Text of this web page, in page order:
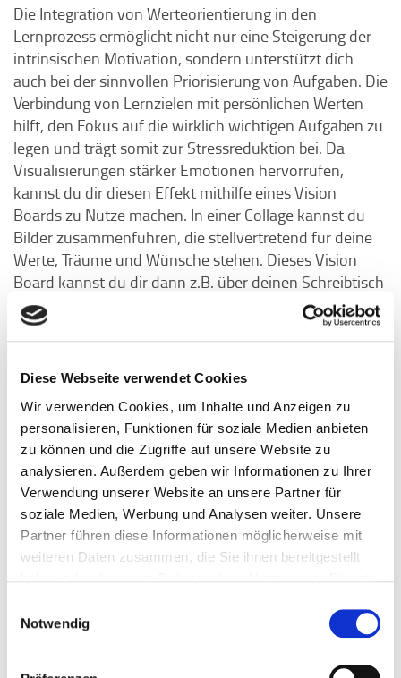
Diese Webseite verwendet Cookies
Wir verwenden Cookies, um Inhalte und Anzeigen zu
personalisieren, Funktionen für soziale Medien anbieten
zu können und die Zugriffe auf unsere Website zu
analysieren. Außerdem geben wir Informationen zu Ihrer
Verwendung unserer Website an unsere Partner für
soziale Medien, Werbung und Analysen weiter. Unsere
Partner führen diese Informationen möglicherweise mit
weiteren Daten zusammen, die Sie ihnen bereitgestellt
Notwendig
Die Integration von Werteorientierung in den
Lernprozess ermöglicht nicht nur eine Steigerung der
intrinsischen Motivation, sondern unterstützt dich
auch bei der sinnvollen Priorisierung von Aufgaben. Die
Verbindung von Lernzielen mit persönlichen Werten
hilft, den Fokus auf die wirklich wichtigen Aufgaben zu
legen und trägt somit zur Stressreduktion bei. Da
Visualisierungen stärker Emotionen hervorrufen,
kannst du dir diesen Effekt mithilfe eines Vision
Boards zu Nutze machen. In einer Collage kannst du
Bilder zusammenführen, die stellvertretend für deine
Werte, Träume und Wünsche stehen. Dieses Vision
Board kannst du dir dann z.B. über deinen Schreibtisch
hängen als Motivation, die Strapazen des Studiums auf
dich zu nehmen.
können auch praktische Maßnahmen den Umgang mit
Prüfungsstress unterstützen. Effektives
Zeitmanagement, regelmäßige Pausen und
ausreichender Schlafsind grundlegende Elemente für
eine erfolgreiche Vorbereitung. Der Austausch mit
Kommiliton/innen, Familie oder die Inanspruchnahme
professioneller Beratungsdienste kann ebenfalls
Zusammenfassend verdeutlicht die psychologische
Forschung, dass der Umgang mit Prüfungsstress durch